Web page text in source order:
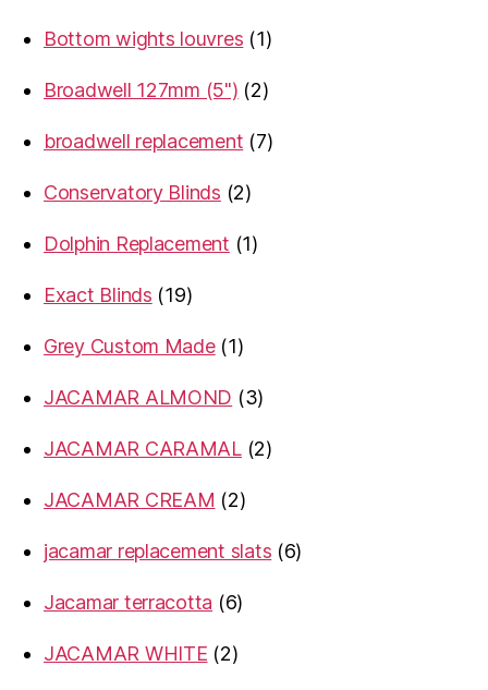
Bottom wights louvres
11
Broadwell 127mm (5")
22
broadwell replacement
77
Conservatory Blinds
22
Dolphin Replacement
11
Exact Blinds
1919
Grey Custom Made 11
JACAMAR ALMOND
33
JACAMAR CARAMAL 22
JACAMAR CREAM
22
jacamar replacement slats
66
Jacamar terracotta
66
JACAMAR WHITE
22